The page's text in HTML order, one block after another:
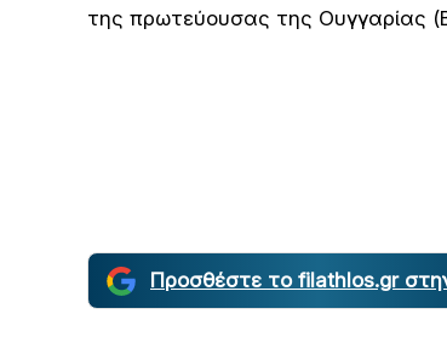
της πρωτεύουσας της Ουγγαρίας
Προσθέστε το filathlos.gr